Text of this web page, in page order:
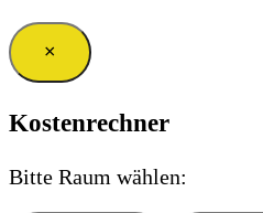
×
Kostenrechner
Bitte Raum wählen: